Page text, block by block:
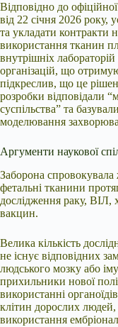
Відповідно до
від 22 січня 2026 року,
та укладати контракти
використання тканин
внутрішніх
організацій, що
підкреслив, що це
розробки відповідали
суспільства” та
моделювання
Аргументи наукової
Заборона спровокувала
фетальні тканини
дослідження раку, ВІЛ,
вакцин.
Велика кількість
не існує відповідних
людського мозку або
прихильники нової
використанні
клітин дорослих
використання